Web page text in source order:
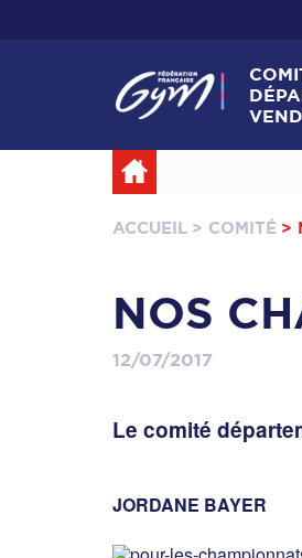
ACCUEIL > COMITÉ >
NOS
12/07/2017
Le comité
JORDANE BAYER